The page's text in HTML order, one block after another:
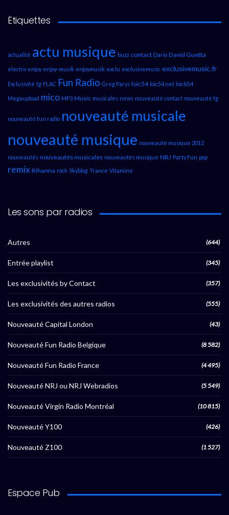
Étiquettes
actualité actu musique buzz contact Dario David Guetta
electro enjoy enjoy-musik enjoymusik exclu exclusivemusic exclusivemusic.fr
Exclusivité fg FLAC Fun Radio Greg Parys loic54 loic54.net loicb54
Megaupload mico MP3 Music musicales news nouveauté contact nouveauté fg
nouveauté fun radio nouveauté musicale
nouveauté musique nouveauté musique 2012
nouveautés nouveautés musicales nouveautés musique NRJ Party Fun pop
remix Rihanna rock Skyblog Trance Vitamine
Les sons par radios
Autres (644)
Entrée playlist (345)
Les exclusivités by Contact (357)
Les exclusivités des autres radios (555)
Nouveauté Capital London (43)
Nouveauté Fun Radio Belgique (8 582)
Nouveauté Fun Radio France (4 495)
Nouveauté NRJ ou NRJ Webradios (5 549)
Nouveauté Virgin Radio Montréal (10 815)
Nouveauté Y100 (426)
Nouveauté Z100 (1 527)
Espace Pub